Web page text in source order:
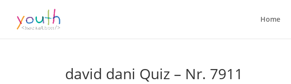
Home
david dani Quiz – Nr. 7911